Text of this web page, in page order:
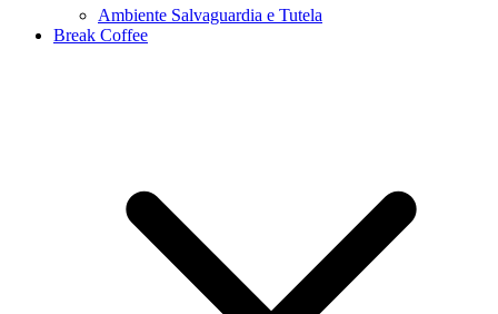
Ambiente Salvaguardia e Tutela
Break Coffee